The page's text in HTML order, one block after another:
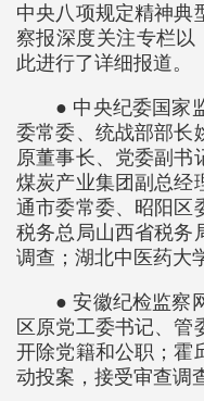
中央八项规定精神典
察报深度关注专栏以
此进行了详细报道。
● 中央纪委国家
委常委、统战部部长
原董事长、党委副书
煤炭产业集团副总经
通市委常委、昭阳区
税务总局山西省税务
调查；湖北中医药大
● 安徽纪检监察
区原党工委书记、管
开除党籍和公职；霍
动投案，接受审查调